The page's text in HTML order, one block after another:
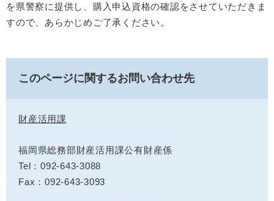
を県警察に提供し、購入申込資格の確認をさせていただきま
すので、あらかじめご了承ください。
このページに関するお問い合わせ先
財産活用課
福岡県総務部財産活用課公有財産係
Tel：092-643-3088
Fax：092-643-3093